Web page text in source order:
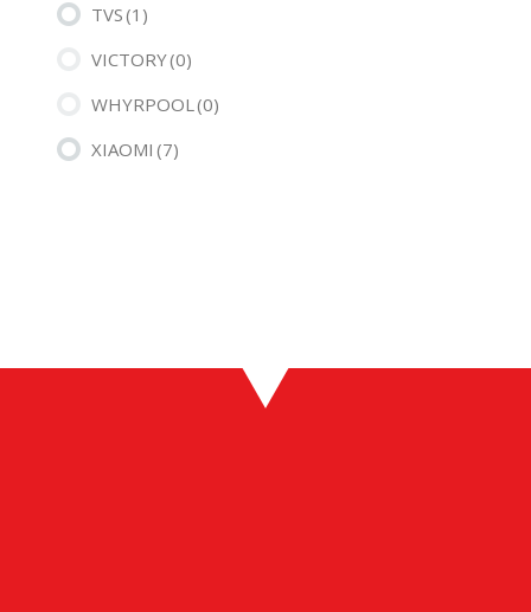
TVS(1)
VICTORY(0)
WHYRPOOL (0)
XIAOMI (7)